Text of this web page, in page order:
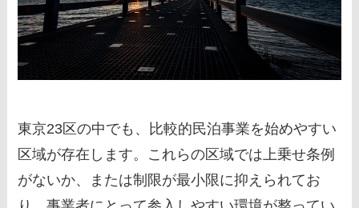
東京23区の中でも、比較的民泊事業を始めやすい
区域が存在します。これらの区域では上乗せ条例
がないか、または制限が最小限に抑えられてお